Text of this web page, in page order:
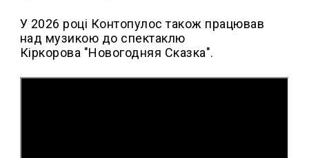
У 2026 році Контопулос також працював
над музикою до спектаклю
Кіркорова "Новогодняя Сказка".